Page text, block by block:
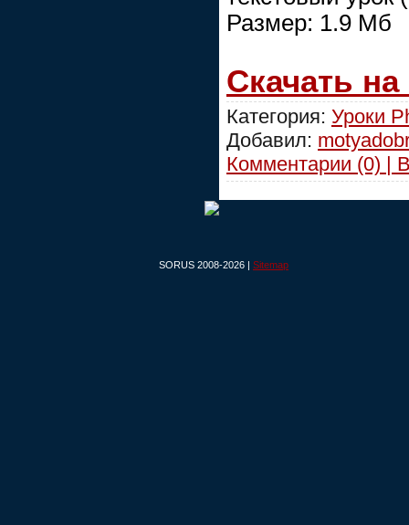
Размер: 1.9 Мб
Скачать
Категория: Уроки
Добавил:
Комментарии (0) |
SORUS 2008-2026 | Sitemap